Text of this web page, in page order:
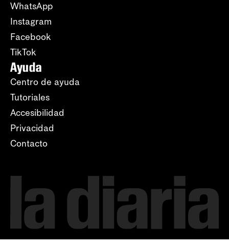
WhatsApp
Instagram
Facebook
TikTok
Ayuda
Centro de ayuda
Tutoriales
Accesibilidad
Privacidad
Contacto